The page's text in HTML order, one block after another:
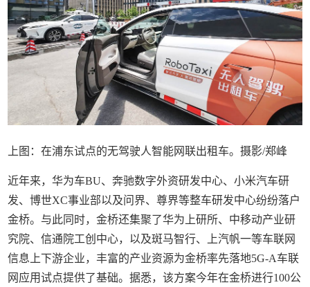
上图：在浦东试点的无驾驶人智能网联出租车。摄影/郑峰
近年来，华为车BU、奔驰数字外资研发中心、小米汽车研
发、博世XC事业部以及问界、尊界等整车研发中心纷纷落户
金桥。与此同时，金桥还集聚了华为上研所、中移动产业研
究院、信通院工创中心，以及斑马智行、上汽帆一等车联网
信息上下游企业，丰富的产业资源为金桥率先落地5G-A车联
网应用试点提供了基础。据悉，该方案今年在金桥进行100公